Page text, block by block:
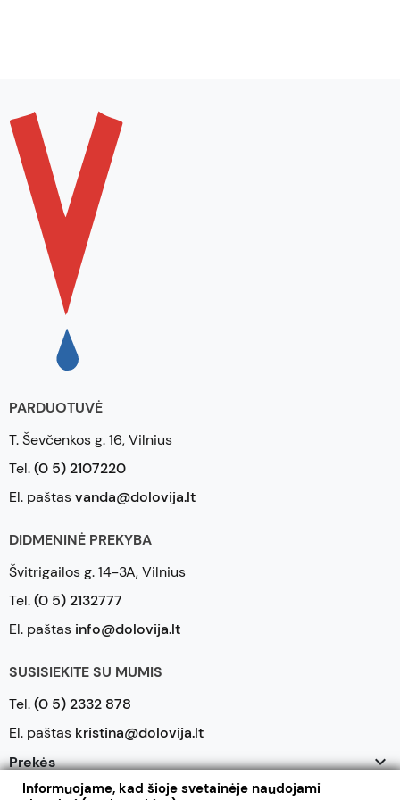
Jei reikia naujo guašo, geros akvarelės, kokybiškų akrilinių
dažų ar tiesiog prisireikė patikimo teptuko, užsukite į
Ševčenkos gatvėje įsikūrusią „Dolovijos“ parduotuvę. Čia
laukia ne tik piešimui, tapybai skirta produkcija, bet ir kitos
mokyklinės prekės pradinukams ar vyresnių klasių
mokiniams labai gera kaina.
PARDUOTUVĖ
T. Ševčenkos g. 16, Vilnius
Tel.(0 5) 2107220
El. paštasvanda@dolovija.lt
DIDMENINĖ PREKYBA
Švitrigailos g. 14-3A, Vilnius
Tel.(0 5) 2132777
El. paštas info@dolovija.lt
SUSISIEKITE SU MUMIS
Tel.(0 5) 2332 878
El. paštas kristina@dolovija.lt
Prekės

Informuojame, kad šioje svetainėje naudojami